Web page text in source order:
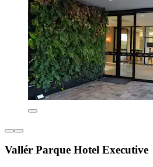
Vallér Parque Hotel Executive